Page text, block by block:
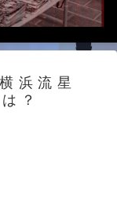
浜流星
？